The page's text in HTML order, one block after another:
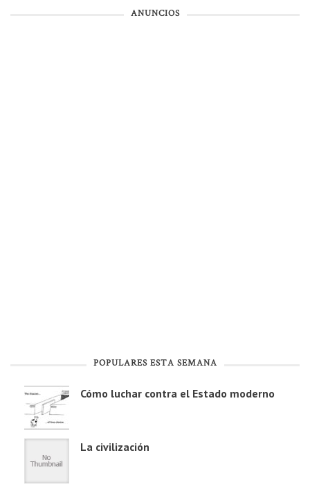
ANUNCIOS
POPULARES ESTA SEMANA
Cómo luchar contra el Estado moderno
La civilización